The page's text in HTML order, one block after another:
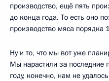
производство, ещё пять
до конца года. То есть оно
производство мяса порядка
Ну и то, что мы вот уже
Мы нарастили за последние
году, конечно, нам не